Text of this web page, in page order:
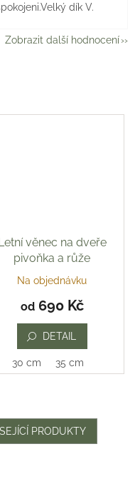
věnec na dveře
pivoňka a růže
Na objednávku
od690 Kč
DETAIL
30 cm 35 cm
PRODUKTY
dík V.
Zobrazit další hodnocení